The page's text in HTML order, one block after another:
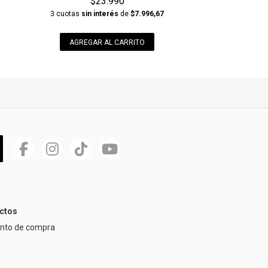
3 cuotas sin interés de$7.996,67
AGREGAR AL CARRITO
de compra